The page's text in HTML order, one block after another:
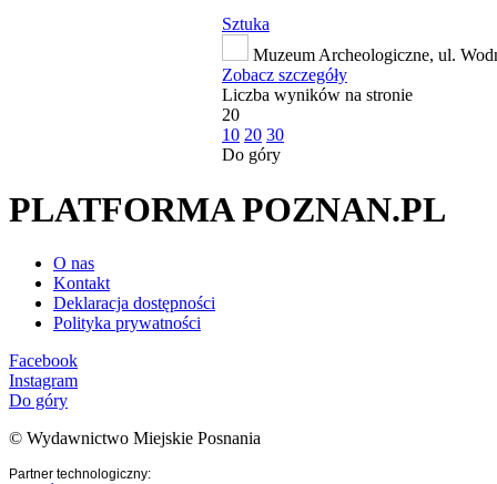
Sztuka
Muzeum Archeologiczne, ul.
Zobacz szczegóły
Liczba wyników na stronie
20
10 20 30
Do góry
PLATFORMA POZNAN.PL
O nas
Kontakt
Deklaracja dostępności
Polityka prywatności
Facebook
Instagram
Do góry
© Wydawnictwo Miejskie Posnania
Partner technologiczny: